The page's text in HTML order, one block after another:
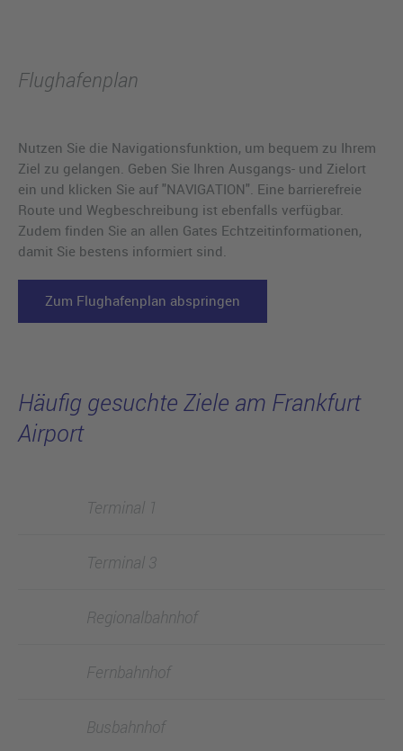
Flughafenplan
Nutzen Sie die Navigationsfunktion, um bequem zu Ihrem
Ziel zu gelangen. Geben Sie Ihren Ausgangs- und Zielort
ein und klicken Sie auf "NAVIGATION". Eine barrierefreie
Route und Wegbeschreibung ist ebenfalls verfügbar.
Zudem finden Sie an allen Gates Echtzeitinformationen,
damit Sie bestens informiert sind.
Zum Flughafenplan abspringen
Häufig gesuchte Ziele am Frankfurt
Airport
Terminal 1
Terminal 3
Regionalbahnhof
Fernbahnhof
Busbahnhof